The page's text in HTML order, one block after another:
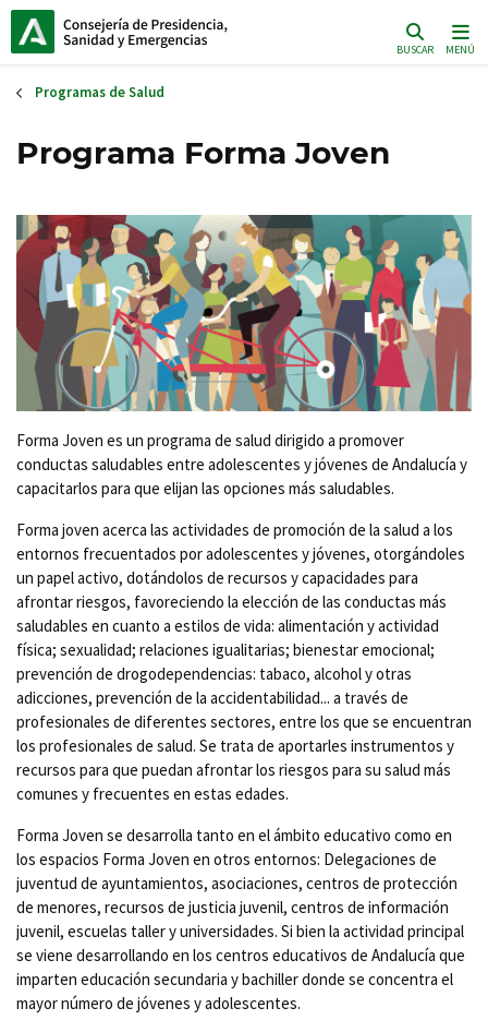
BUSCAR MENÚ
Programas de Salud
Programa Forma Joven
Forma Joven es un programa de salud dirigido a promover
conductas saludables entre adolescentes y jóvenes de Andalucía y
capacitarlos para que elijan las opciones más saludables.
Forma joven acerca las actividades de promoción de la salud a los
entornos frecuentados por adolescentes y jóvenes, otorgándoles
un papel activo, dotándolos de recursos y capacidades para
afrontar riesgos, favoreciendo la elección de las conductas más
saludables en cuanto a estilos de vida: alimentación y actividad
física; sexualidad; relaciones igualitarias; bienestar emocional;
prevención de drogodependencias: tabaco, alcohol y otras
adicciones, prevención de la accidentabilidad... a través de
profesionales de diferentes sectores, entre los que se encuentran
los profesionales de salud. Se trata de aportarles instrumentos y
recursos para que puedan afrontar los riesgos para su salud más
comunes y frecuentes en estas edades.
Forma Joven se desarrolla tanto en el ámbito educativo como en
los espacios Forma Joven en otros entornos: Delegaciones de
juventud de ayuntamientos, asociaciones, centros de protección
de menores, recursos de justicia juvenil, centros de información
juvenil, escuelas taller y universidades. Si bien la actividad principal
se viene desarrollando en los centros educativos de Andalucía que
imparten educación secundaria y bachiller donde se concentra el
mayor número de jóvenes y adolescentes.